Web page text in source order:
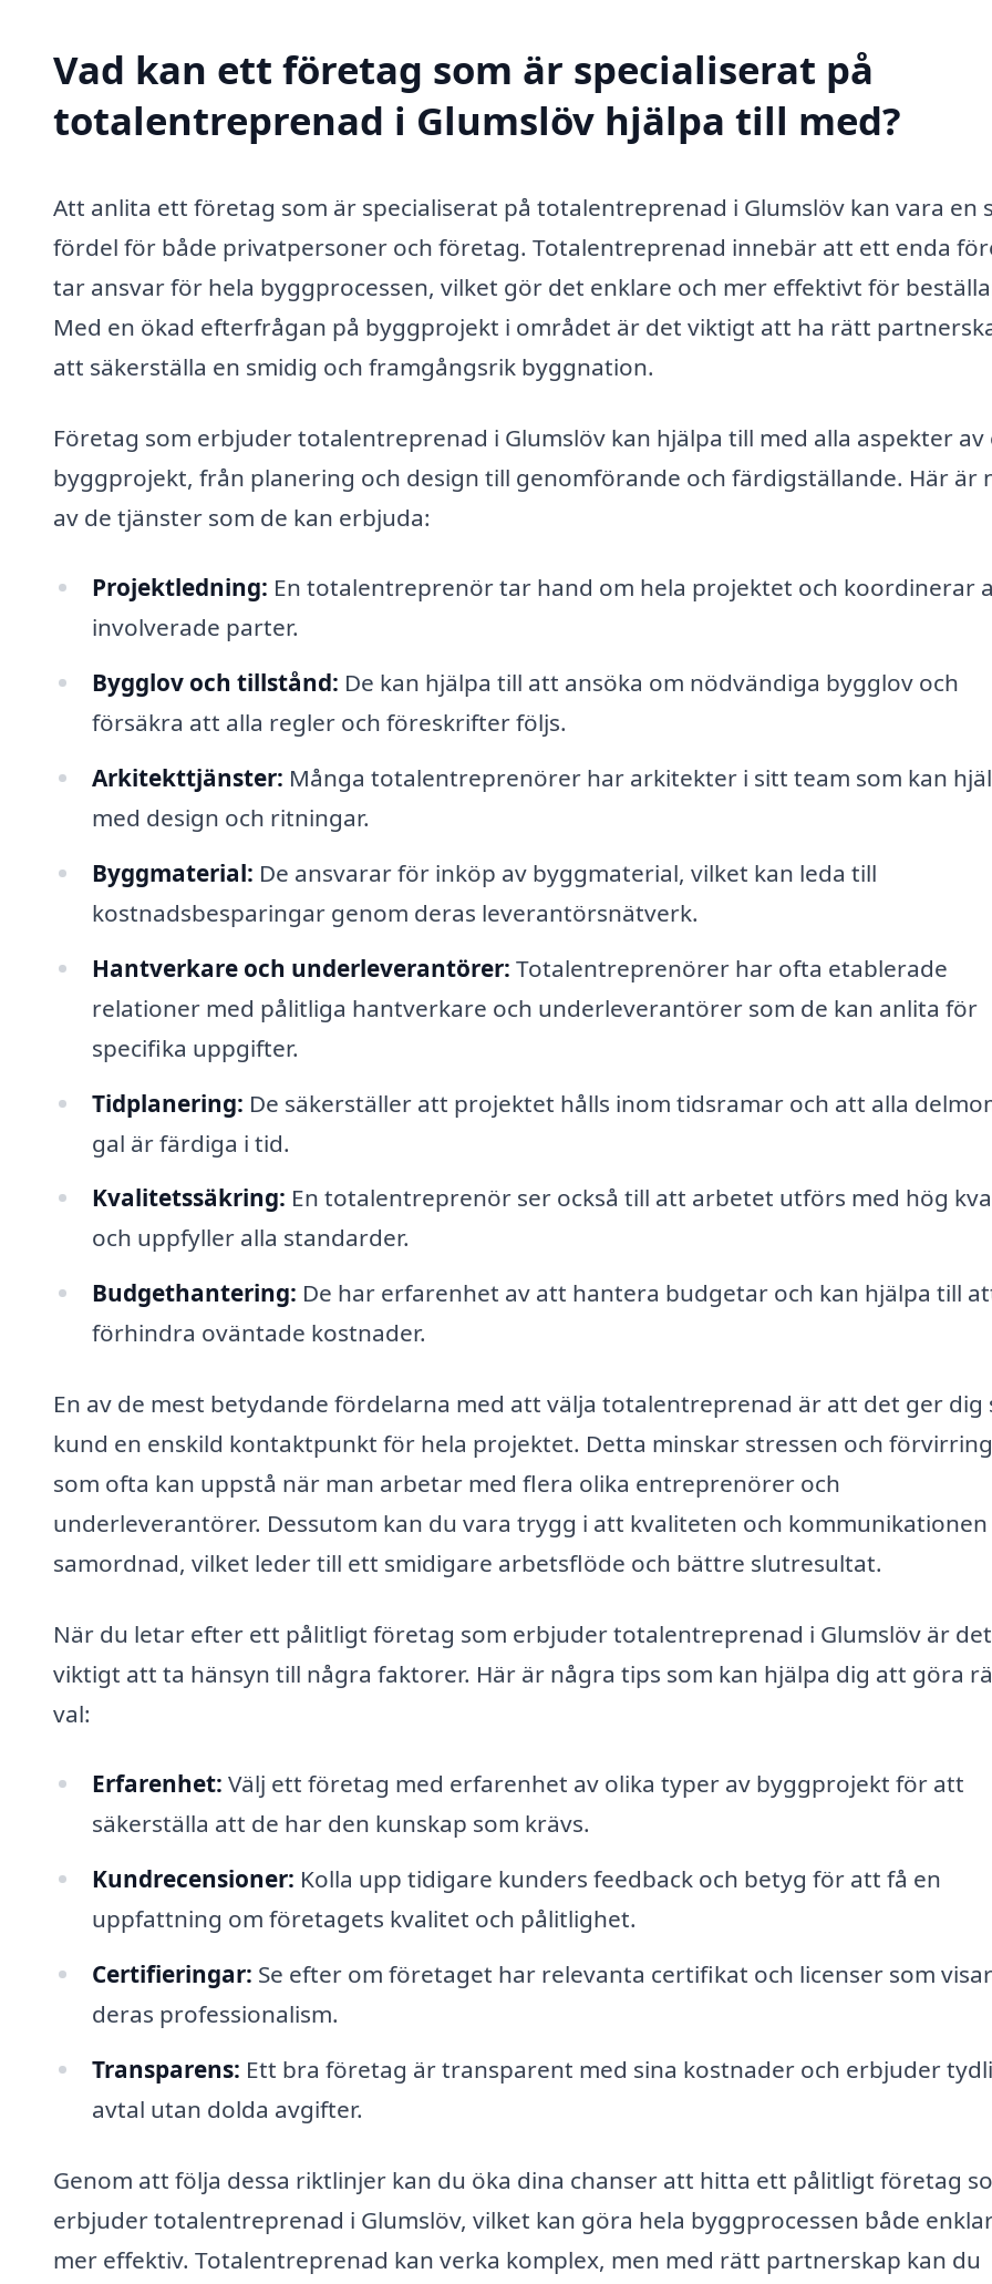
Vad kan ett företag som är specialiserat på
totalentreprenad i Glumslöv hjälpa till med?
Att anlita ett företag som är specialiserat på totalentreprenad i Glumslöv kan vara en
fördel för både privatpersoner och företag. Totalentreprenad innebär att ett enda
tar ansvar för hela byggprocessen, vilket gör det enklare och mer effektivt för
Med en ökad efterfrågan på byggprojekt i området är det viktigt att ha rätt
att säkerställa en smidig och framgångsrik byggnation.
Företag som erbjuder totalentreprenad i Glumslöv kan hjälpa till med alla aspekter av
byggprojekt, från planering och design till genomförande och färdigställande. Här är
av de tjänster som de kan erbjuda:
Projektledning: En totalentreprenör tar hand om hela projektet och koordinerar
involverade parter.
Bygglov och tillstånd: De kan hjälpa till att ansöka om nödvändiga bygglov och
försäkra att alla regler och föreskrifter följs.
Arkitekttjänster: Många totalentreprenörer har arkitekter i sitt team som kan
med design och ritningar.
Byggmaterial: De ansvarar för inköp av byggmaterial, vilket kan leda till
kostnadsbesparingar genom deras leverantörsnätverk.
Hantverkare och underleverantörer: Totalentreprenörer har ofta etablerade
relationer med pålitliga hantverkare och underleverantörer som de kan anlita för
specifika uppgifter.
Tidplanering: De säkerställer att projektet hålls inom tidsramar och att alla
gal är färdiga i tid.
Kvalitetssäkring: En totalentreprenör ser också till att arbetet utförs med hög
och uppfyller alla standarder.
Budgethantering: De har erfarenhet av att hantera budgetar och kan hjälpa till
förhindra oväntade kostnader.
En av de mest betydande fördelarna med att välja totalentreprenad är att det ger dig
kund en enskild kontaktpunkt för hela projektet. Detta minskar stressen och
som ofta kan uppstå när man arbetar med flera olika entreprenörer och
underleverantörer. Dessutom kan du vara trygg i att kvaliteten och
samordnad, vilket leder till ett smidigare arbetsflöde och bättre slutresultat.
När du letar efter ett pålitligt företag som erbjuder totalentreprenad i Glumslöv är det
viktigt att ta hänsyn till några faktorer. Här är några tips som kan hjälpa dig att göra
val:
Erfarenhet: Välj ett företag med erfarenhet av olika typer av byggprojekt för att
säkerställa att de har den kunskap som krävs.
Kundrecensioner: Kolla upp tidigare kunders feedback och betyg för att få en
uppfattning om företagets kvalitet och pålitlighet.
Certifieringar: Se efter om företaget har relevanta certifikat och licenser som
deras professionalism.
Transparens: Ett bra företag är transparent med sina kostnader och erbjuder
avtal utan dolda avgifter.
Genom att följa dessa riktlinjer kan du öka dina chanser att hitta ett pålitligt företag
erbjuder totalentreprenad i Glumslöv, vilket kan göra hela byggprocessen både
mer effektiv. Totalentreprenad kan verka komplex, men med rätt partnerskap kan du